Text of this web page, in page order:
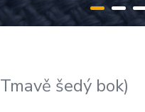
šedý bok)